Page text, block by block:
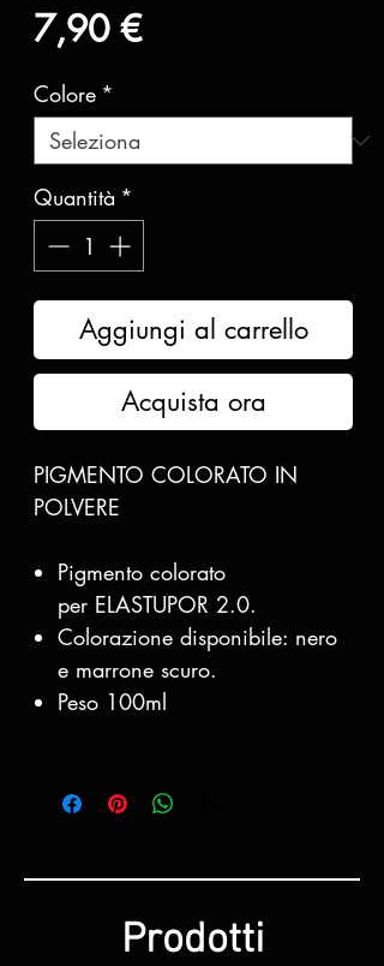
7,90 €Prezzo
Colore *
Quantità *
Aggiungi al carrello
Acquista ora
PIGMENTO COLORATO IN
POLVERE
Pigmento colorato
per ELASTUPOR 2.0.
Colorazione disponibile: nero
e marrone scuro.
Peso 100ml
Prodotti